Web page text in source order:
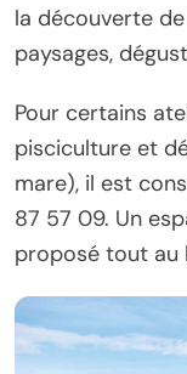
la découverte
paysages,
Pour certains
pisciculture et
mare), il est
87 57 09. Un
proposé tout au